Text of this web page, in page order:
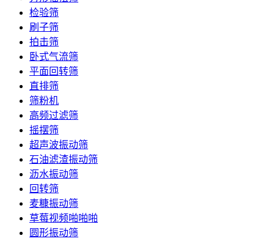
检验筛
刷子筛
拍击筛
卧式气流筛
平面回转筛
直排筛
筛粉机
高频过滤筛
摇摆筛
超声波振动筛
石油滤渣振动筛
沥水振动筛
回转筛
麦糠振动筛
草莓视频啪啪啪
圆形振动筛